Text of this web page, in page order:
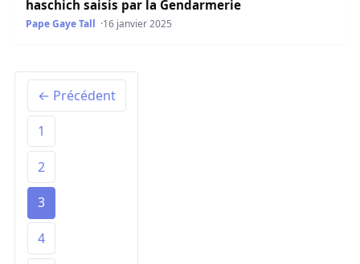
haschich saisis par la Gendarmerie
Pape Gaye Tall 16 janvier 2025
← Précédent
1
2
3
4